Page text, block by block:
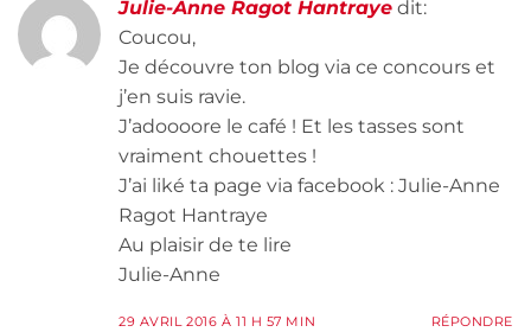
Julie-Anne Ragot Hantraye dit:
Coucou,
Je découvre ton blog via ce concours et
j’en suis ravie.
J’adoooore le café ! Et les tasses sont
vraiment chouettes !
J’ai liké ta page via facebook : Julie-Anne
Ragot Hantraye
Au plaisir de te lire
Julie-Anne
29 AVRIL 2016 À 11 H 57 MIN RÉPONDRE